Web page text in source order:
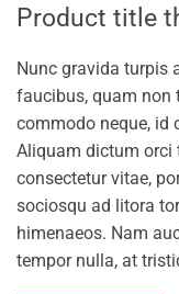
Product title
Nunc gravida turpis
faucibus, quam non
commodo neque, id
Aliquam dictum orci
consectetur vitae,
sociosqu ad litora
himenaeos. Nam
tempor nulla, at